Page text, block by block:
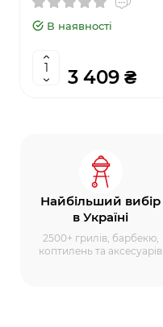
В наявності
3 409 ₴
Найбільший вибір
в Україні
2500+ грилів, барбекю,
коптилень та аксесуарів